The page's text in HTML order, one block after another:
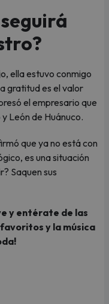
ella estuvo conmigo
gratitud es el valor
el empresario que
León de Huánuco.
que ya no está con
es una situación
Saquen sus
y entérate de las
y la música